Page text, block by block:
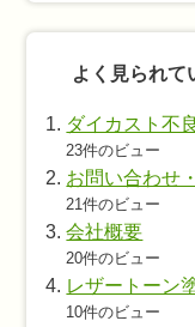
よく見られて
ダイカスト
23件のビュー
お問い合わせ
21件のビュー
会社概要
20件のビュー
レザートーン
10件のビュー